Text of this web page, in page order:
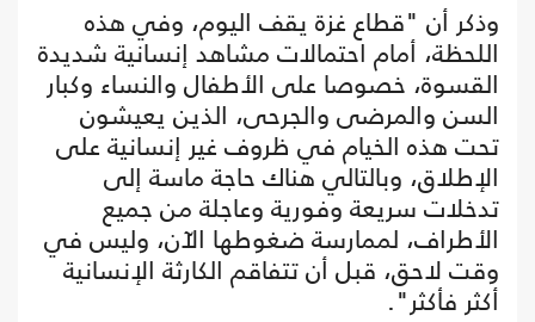
وذكر أن "قطاع غزة يقف اليوم، وفي هذه
اللحظة، أمام احتمالات مشاهد إنسانية شديدة
القسوة، خصوصا على الأطفال والنساء وكبار
السن والمرضى والجرحى، الذين يعيشون
تحت هذه الخيام في ظروف غير إنسانية على
الإطلاق، وبالتالي هناك حاجة ماسة إلى
تدخلات سريعة وفورية وعاجلة من جميع
الأطراف، لممارسة ضغوطها الآن، وليس في
وقت لاحق، قبل أن تتفاقم الكارثة الإنسانية
أكثر فأكثر".